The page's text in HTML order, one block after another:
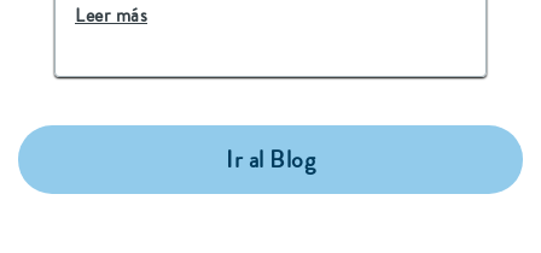
Leer más
Ir al Blog